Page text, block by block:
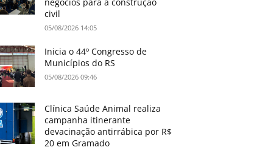
civil
05/08/2026 14:05
Inicia o 44º Congresso de
Municípios do RS
05/08/2026 09:46
Clínica Saúde Animal realiza
campanha itinerante
devacinação antirrábica por R$
20 em Gramado